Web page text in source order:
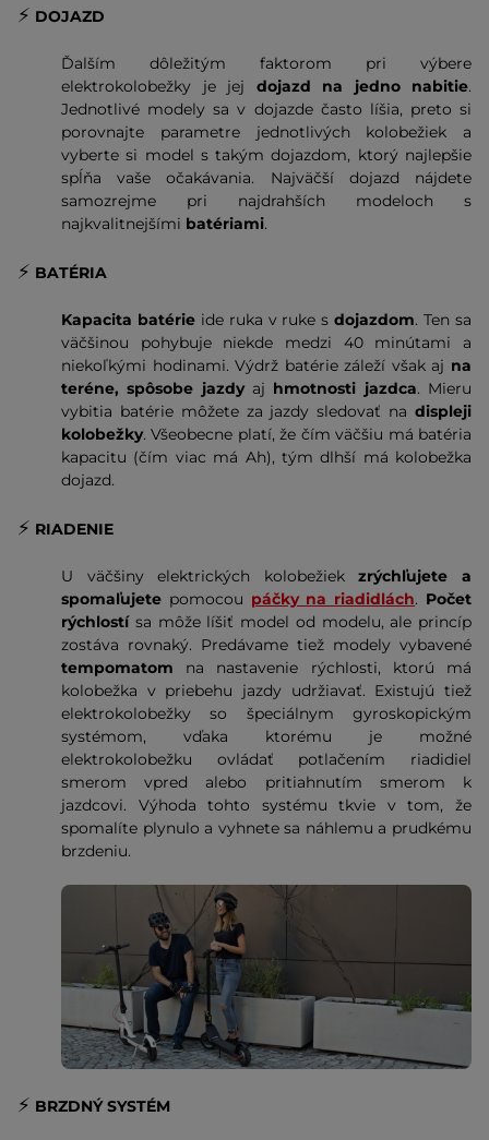
⚡️ DOJAZD
Ďalším dôležitým faktorom pri výbere
elektrokolobežky je jej dojazd na jedno nabitie.
Jednotlivé modely sa v dojazde často líšia, preto si
porovnajte parametre jednotlivých kolobežiek a
vyberte si model s takým dojazdom, ktorý najlepšie
spĺňa vaše očakávania. Najväčší dojazd nájdete
samozrejme pri najdrahších modeloch s
najkvalitnejšími batériami.
⚡️ BATÉRIA
Kapacita batérieide ruka v ruke sdojazdom. Ten sa
väčšinou pohybuje niekde medzi 40 minútami a
niekoľkými hodinami. Výdrž batérie záleží však aj na
teréne, spôsobe jazdyaj hmotnosti jazdca. Mieru
vybitia batérie môžete za jazdy sledovať na displeji
kolobežky. Všeobecne platí, že čím väčšiu má batéria
kapacitu (čím viac má Ah), tým dlhší má kolobežka
dojazd.
⚡️ RIADENIE
U väčšiny elektrických kolobežiekzrýchľujete a
spomaľujete pomocou páčky na riadidlách. Počet
rýchlostísa môže líšiť model od modelu, ale princíp
zostáva rovnaký. Predávame tiež modely vybavené
tempomatom na nastavenie rýchlosti, ktorú má
kolobežka v priebehu jazdy udržiavať. Existujú tiež
elektrokolobežky so špeciálnym gyroskopickým
systémom, vďaka ktorému je možné
elektrokolobežku ovládať potlačením riadidiel
smerom vpred alebo pritiahnutím smerom k
jazdcovi. Výhoda tohto systému tkvie v tom, že
spomalíte plynulo a vyhnete sa náhlemu a prudkému
brzdeniu.
⚡️ BRZDNÝ SYSTÉM